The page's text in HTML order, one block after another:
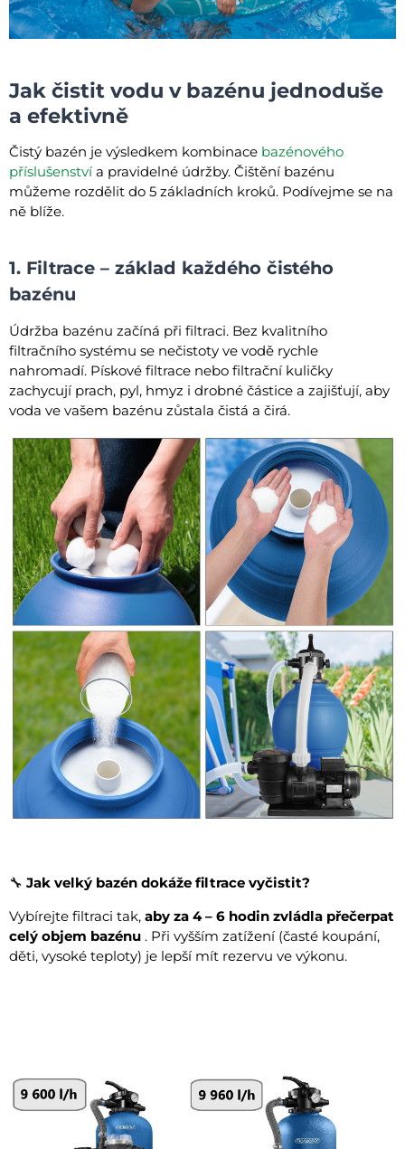
Jak čistit vodu v bazénu jednoduše
a efektivně
Čistý bazén je výsledkem kombinace bazénového
příslušenstvía pravidelné údržby. Čištění bazénu
můžeme rozdělit do 5 základních kroků. Podívejme se na
ně blíže.
1. Filtrace – základ každého čistého
bazénu
Údržba bazénu začíná při filtraci. Bez kvalitního
filtračního systému se nečistoty ve vodě rychle
nahromadí. Pískové filtrace nebo filtrační kuličky
zachycují prach, pyl, hmyz i drobné částice a zajišťují, aby
voda ve vašem bazénu zůstala čistá a čirá.
🔧 Jak velký bazén dokáže filtrace vyčistit?
Vybírejte filtraci tak, aby za 4 – 6 hodin zvládla přečerpat
celý objem bazénu . Při vyšším zatížení (časté koupání,
děti, vysoké teploty) je lepší mít rezervu ve výkonu.